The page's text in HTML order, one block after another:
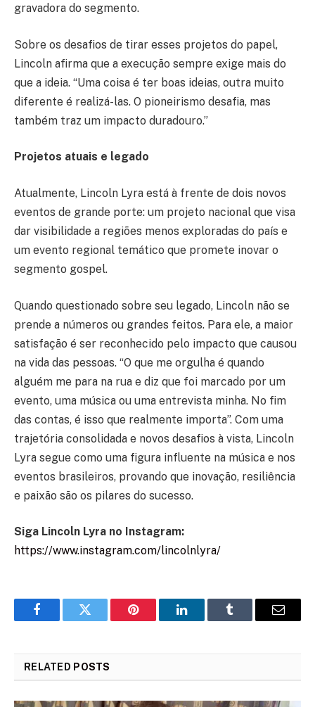
gravadora do segmento.
Sobre os desafios de tirar esses projetos do papel,
Lincoln afirma que a execução sempre exige mais do
que a ideia. “Uma coisa é ter boas ideias, outra muito
diferente é realizá-las. O pioneirismo desafia, mas
também traz um impacto duradouro.”
Projetos atuais e legado
Atualmente, Lincoln Lyra está à frente de dois novos
eventos de grande porte: um projeto nacional que visa
dar visibilidade a regiões menos exploradas do país e
um evento regional temático que promete inovar o
segmento gospel.
Quando questionado sobre seu legado, Lincoln não se
prende a números ou grandes feitos. Para ele, a maior
satisfação é ser reconhecido pelo impacto que causou
na vida das pessoas. “O que me orgulha é quando
alguém me para na rua e diz que foi marcado por um
evento, uma música ou uma entrevista minha. No fim
das contas, é isso que realmente importa”. Com uma
trajetória consolidada e novos desafios à vista, Lincoln
Lyra segue como uma figura influente na música e nos
eventos brasileiros, provando que inovação, resiliência
e paixão são os pilares do sucesso.
Siga Lincoln Lyra no Instagram:
https://www.instagram.com/lincolnlyra/
FacebookTwitter Pinterest LinkedInTumblr Email
RELATED POSTS